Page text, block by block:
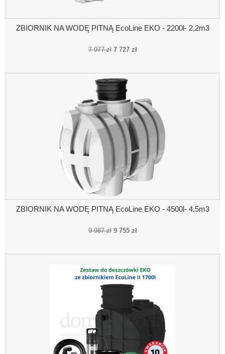
ZBIORNIK NA WODĘ PITNĄ EcoLine EKO - 2200l- 2,2m3
7 977 zł 7 727 zł
ZBIORNIK NA WODĘ PITNĄ EcoLine EKO - 4500l- 4,5m3
9 987 zł 9 755 zł